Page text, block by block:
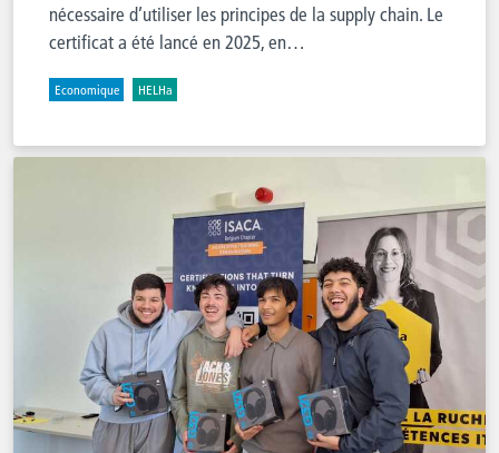
nécessaire d’utiliser les principes de la supply chain. Le
certificat a été lancé en 2025, en…
Economique HELHa